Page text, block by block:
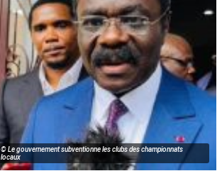
© Le gouvernement subventionne les clubs des championnats
locaux